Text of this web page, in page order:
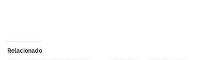
Relacionado